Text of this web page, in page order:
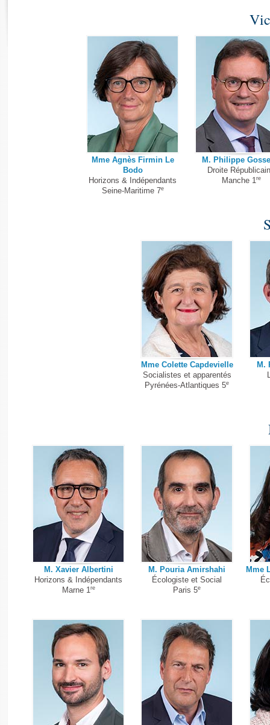
Rapports sur l'application des lois
Baromètre de l’application des lois
Dossiers législatifs
Budget et sécurité sociale
Questions écrites et orales
Comptes rendus des débats
Anciennes législatures
Liens vers les sites publics
Mme Agnès Firmin Le
Bodo
Horizons & Indépendants
Seine-Maritime 7e
M. Philippe
Droite
Manche 1re
Mme Colette Capdevielle
Socialistes et apparentés
Pyrénées-Atlantiques 5e
M.
M. Xavier Albertini
Horizons & Indépendants
Marne 1re
M. Pouria Amirshahi
Écologiste et Social
Paris 5e
Mme